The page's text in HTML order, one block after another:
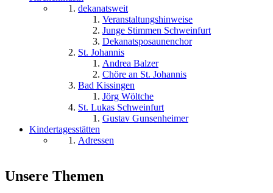
dekanatsweit
Veranstaltungshinweise
Junge Stimmen Schweinfurt
Dekanatsposaunenchor
St. Johannis
Andrea Balzer
Chöre an St. Johannis
Bad Kissingen
Jörg Wöltche
St. Lukas Schweinfurt
Gustav Gunsenheimer
Kindertagesstätten
Adressen
Unsere Themen